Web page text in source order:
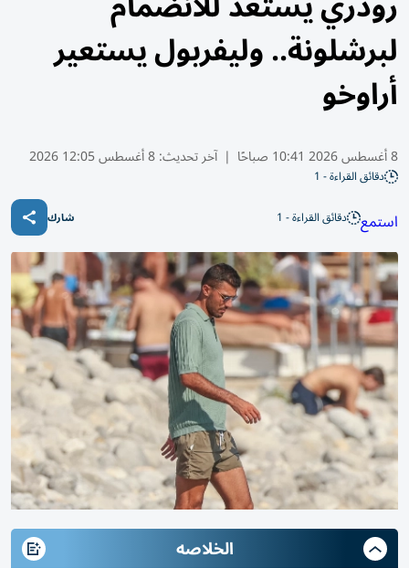
لبرشلونة.. وليفربول يستعير
أراوخو
8 أغسطس 2026 10:41 صباحًا | آخر تحديث:8 أغسطس 12:05 2026
دقائق القراءة - 1
استمع دقائق القراءة - 1 شارك
الخلاصه